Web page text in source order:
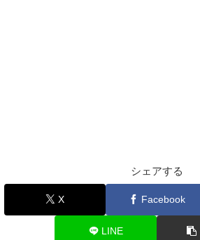
シェアする
X Facebook
LINE